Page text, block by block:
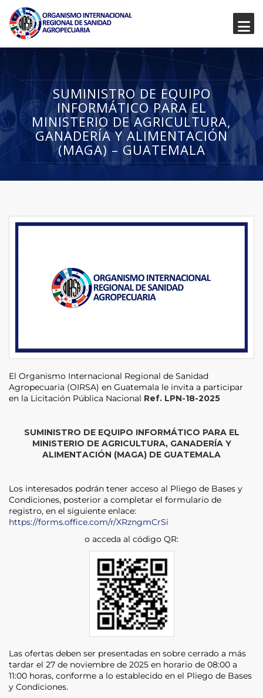
SUMINISTRO DE EQUIPO
INFORMÁTICO PARA EL
MINISTERIO DE AGRICULTURA,
GANADERÍA Y ALIMENTACIÓN
(MAGA) – GUATEMALA
El Organismo Internacional Regional de Sanidad
Agropecuaria (OIRSA) en Guatemala le invita a participar
en la Licitación Pública Nacional Ref. LPN-18-2025
SUMINISTRO DE EQUIPO INFORMÁTICO PARA EL
MINISTERIO DE AGRICULTURA, GANADERÍA Y
ALIMENTACIÓN (MAGA) DE GUATEMALA
Los interesados podrán tener acceso al Pliego de Bases y
Condiciones, posterior a completar el formulario de
registro, en el siguiente enlace:
https://forms.office.com/r/XRzngmCrSi
o acceda al código QR:
Las ofertas deben ser presentadas en sobre cerrado a más
tardar el 27 de noviembre de 2025 en horario de 08:00 a
11:00 horas, conforme a lo establecido en el Pliego de Bases
y Condiciones.